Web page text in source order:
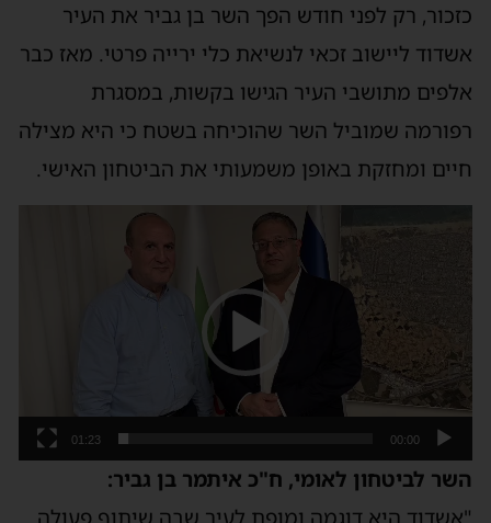
כזכור, רק לפני חודש הפך השר בן גביר את העיר
אשדוד ליישוב זכאי לנשיאת כלי ירייה פרטי. מאז כבר
אלפים מתושבי העיר הגישו בקשות, במסגרת
רפורמה שמוביל השר שהוכיחה בשטח כי היא מצילה
חיים ומחזקת באופן משמעותי את הביטחון האישי.
וידאו
00:00
01:23
השר לביטחון לאומי, ח"כ איתמר בן גביר: